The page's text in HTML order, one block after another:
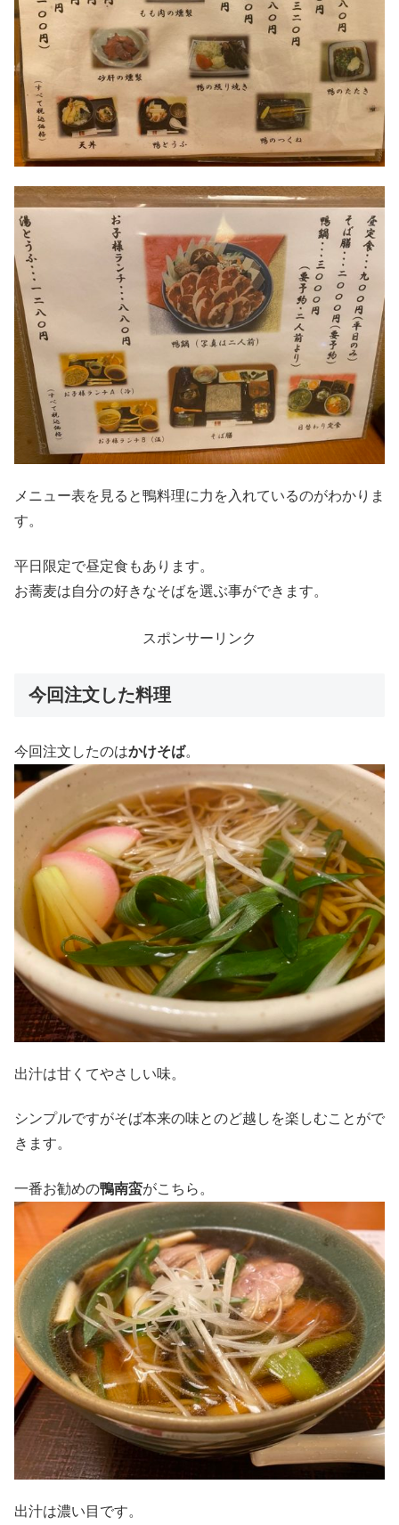
メニュー表を見ると鴨料理に力を入れているのがわかりま
す。
平日限定で昼定食もあります。
お蕎麦は自分の好きなそばを選ぶ事ができます。
スポンサーリンク
今回注文した料理
今回注文したのはかけそば。
出汁は甘くてやさしい味。
シンプルですがそば本来の味とのど越しを楽しむことがで
きます。
一番お勧めの鴨南蛮がこちら。
出汁は濃い目です。